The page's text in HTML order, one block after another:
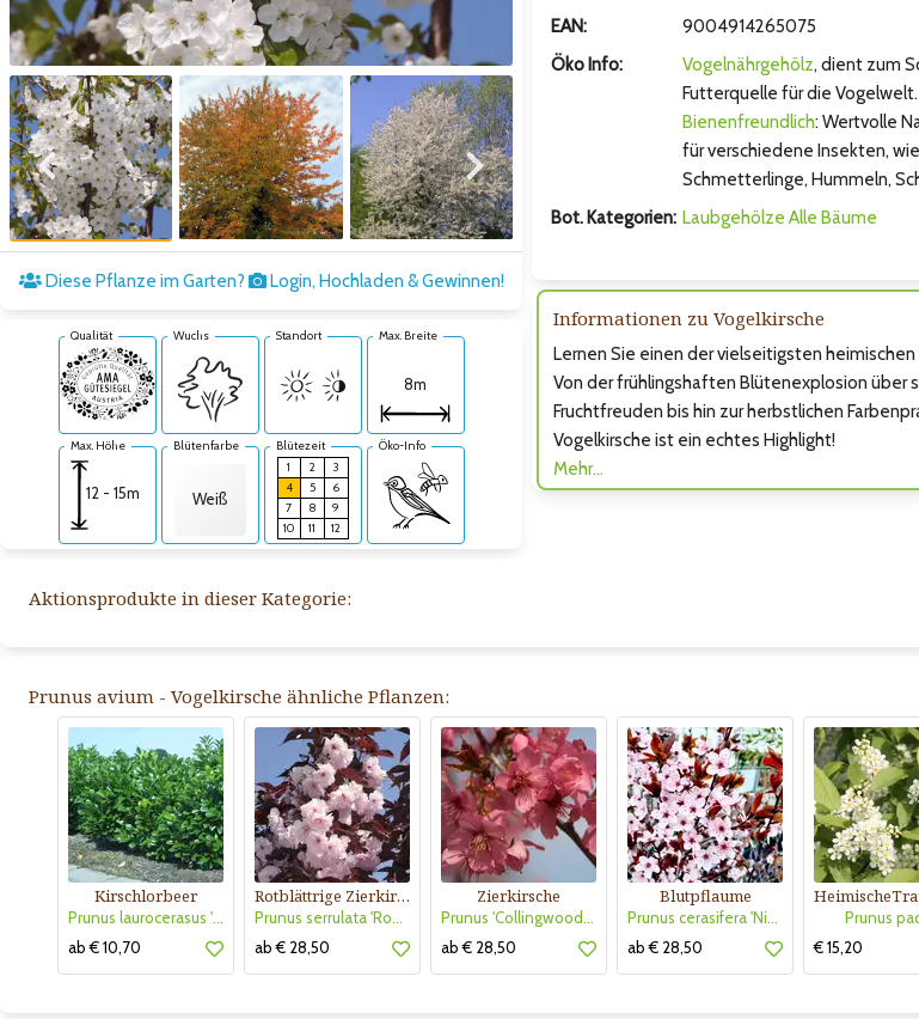
Zum vorigen Bild Zum nächsten Bild
Diese Pflanze im Garten? Login, Hochladen & Gewinnen!
Qualität Wuchs Standort Max. Breite
8m
Max. Höhe
12 - 15m
Blütenfarbe
Weiß
Blütezeit
1
2
3
4
5
6
7
8
9
10
11 12
Öko-Info
EAN:
9004914265075
Öko Info:
Vogelnährgehölz, dient zum
Futterquelle für die Vogelwelt.
Bienenfreundlich: Wertvolle
für verschiedene Insekten,
Schmetterlinge, Hummeln,
Bot. Kategorien: Laubgehölze Alle Bäume
Informationen zu Vogelkirsche
Lernen Sie einen der vielseitigsten
Von der frühlingshaften Blütenexplosion über
Fruchtfreuden bis hin zur herbstlichen
Vogelkirsche ist ein echtes Highlight!
Mehr…
Aktionsprodukte in dieser Kategorie:
Prunus avium - Vogelkirsche ähnliche Pflanzen:
Kirschlorbeer
Prunus laurocerasus 'Etna'
ab € 10,70
Rotblättrige Zierkirsche
Prunus serrulata 'Royal Burgundy'
ab € 28,50
Zierkirsche
Prunus 'Collingwood Ingram'
ab € 28,50
Blutpflaume
Prunus cerasifera 'Nigra'
ab € 28,50
Prunus
€ 15,20